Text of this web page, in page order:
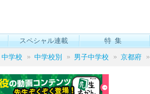
スペシャル連載 特集
中学校 中学校別 男子中学校 京都府